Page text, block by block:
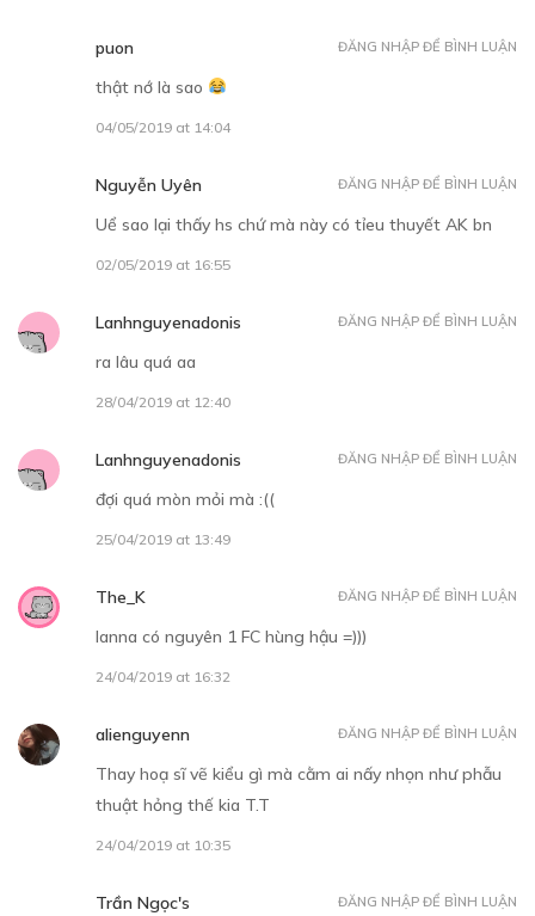
puon
thật nớ là sao
04/05/2019 at 14:04
ĐĂNG NHẬP ĐỂ BÌNH LUẬN
Nguyễn Uyên
Uể sao lại thấy hs chứ mà này có tỉeu thuyết AK bn
02/05/2019 at 16:55
ĐĂNG NHẬP ĐỂ BÌNH LUẬN
Lanhnguyenadonis
ra lâu quá aa
28/04/2019 at 12:40
ĐĂNG NHẬP ĐỂ BÌNH LUẬN
Lanhnguyenadonis
đợi quá mòn mỏi mà :((
25/04/2019 at 13:49
ĐĂNG NHẬP ĐỂ BÌNH LUẬN
The_K
Ianna có nguyên 1 FC hùng hậu =)))
24/04/2019 at 16:32
ĐĂNG NHẬP ĐỂ BÌNH LUẬN
alienguyenn
Thay hoạ sĩ vẽ kiểu gì mà cằm ai nấy nhọn như phẫu
thuật hỏng thế kia T.T
24/04/2019 at 10:35
ĐĂNG NHẬP ĐỂ BÌNH LUẬN
Trần Ngọc's
ĐĂNG NHẬP ĐỂ BÌNH LUẬN